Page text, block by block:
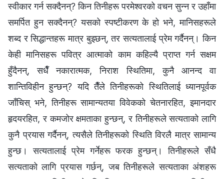
स्वीकार गर्न सक्दैनन्? किन तिनीहरू परमेश्‍वरको वचन सुन्न र उहाँमा
समर्पित हुन सक्दैनन्? यसको स्पष्टीकरण के हो भने, मानिसहरूले
शब्द र सिद्धान्तहरू मात्र बुझ्छन्, तर सत्यतालाई प्रेम गर्दैनन्। किन
केही मानिसहरू पवित्र आत्माको काम कहिल्यै प्राप्त गर्न सक्षम
हुँदैनन्, सधैँ नकारात्मक, निराश स्थितिमा, कुनै आनन्द वा
शान्तिविहीन हुन्छन्? यदि तैँले तिनीहरूको स्थितिलाई ध्यानपूर्वक
जाँचिस् भने, तिनीहरू सामान्यतया विवेकको चेतनारहित, इमानदार
हृदयरहित, र कमजोर क्षमताका हुन्छन्, र तिनीहरूले सत्यताको लागि
कुनै प्रयास गर्दैनन्, त्यसैले तिनीहरूको स्थिति विरलै मात्र सामान्य
हुन्छ। सत्यतालाई प्रेम गर्नेहरू फरक हुन्छन्। तिनीहरूले सँधै
सत्यताको लागि प्रयास गर्छन्, जब तिनीहरूले सत्यताका अंशहरू